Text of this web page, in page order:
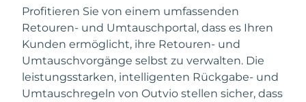
Profitieren Sie von einem umfassenden
Retouren- und Umtauschportal, dass es Ihren
Kunden ermöglicht, ihre Retouren- und
Umtauschvorgänge selbst zu verwalten. Die
leistungsstarken, intelligenten Rückgabe- und
Umtauschregeln von Outvio stellen sicher, dass